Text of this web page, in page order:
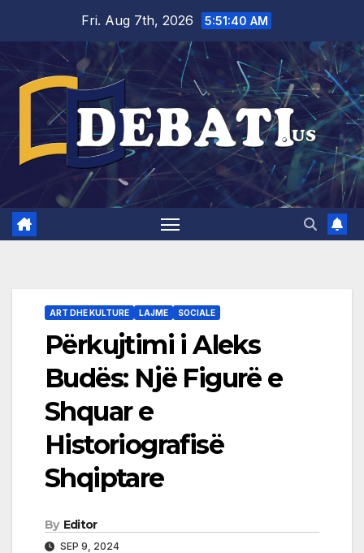
content
Fri. Aug 7th, 2026 5:51:41 AM
ART DHE KULTURE LAJME SOCIALE
Përkujtimi i Aleks
Budës: Një Figurë e
Shquar e
Historiografisë
Shqiptare
By Editor
SEP 9, 2024